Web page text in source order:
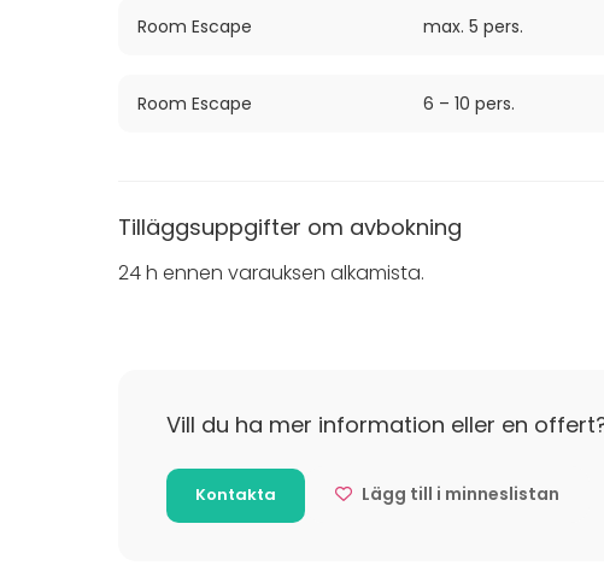
Room Escape max. 5 pers.
Room Escape 6 – 10 pers.
Tilläggsuppgifter om avbokning
24 h ennen varauksen alkamista.
Vill du ha mer information eller en
Kontakta Lägg till i minneslistan